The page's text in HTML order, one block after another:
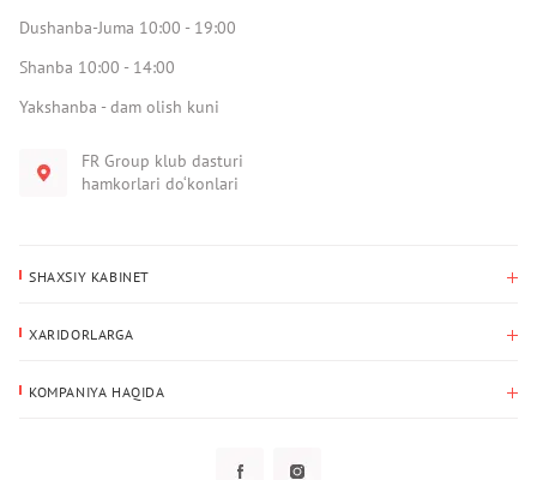
Dushanba-Juma 10:00 - 19:00
Shanba 10:00 - 14:00
Yakshanba - dam olish kuni
FR Group klub dasturi
hamkorlari do‘konlari
SHAXSIY KABINET
Yetkazib berish manzili
XARIDORLARGA
KOMPANIYA HAQIDA